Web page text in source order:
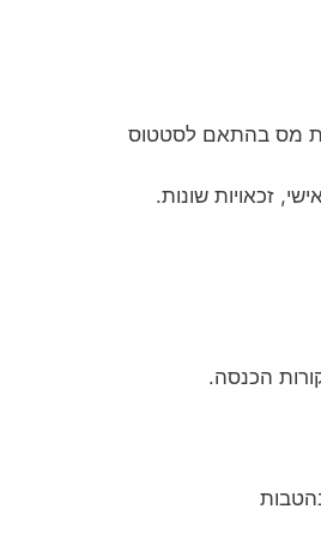
זכאויות שונות.
הכנסה.